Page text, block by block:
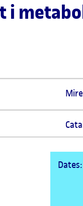
i
Dates: